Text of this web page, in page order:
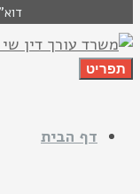
תפריט
דף הבית